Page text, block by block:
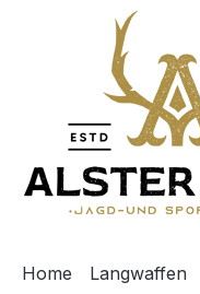
Hauptinhalt springen
Zur Suche springen
Zur
Home Langwaffen